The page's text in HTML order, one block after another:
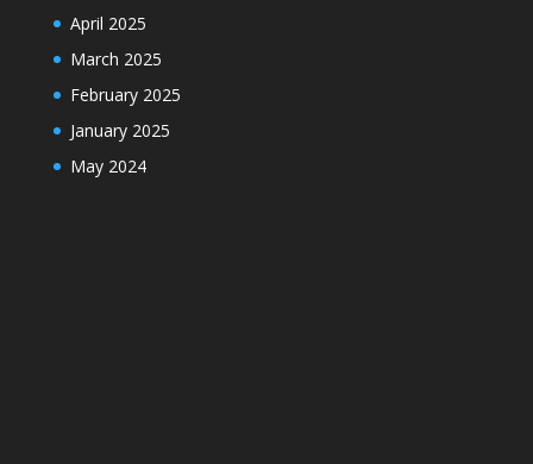
April 2025
March 2025
February 2025
January 2025
May 2024